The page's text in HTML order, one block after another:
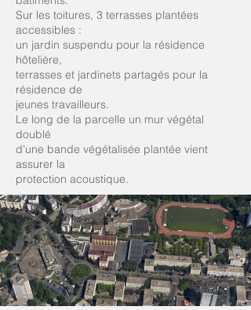
Sur les toitures, 3 terrasses plantées
accessibles :
un jardin suspendu pour la résidence
hôtelière,
terrasses et jardinets partagés pour la
résidence de
jeunes travailleurs.
Le long de la parcelle un mur végétal
doublé
d’une bande végétalisée plantée vient
assurer la
protection acoustique.